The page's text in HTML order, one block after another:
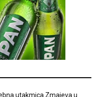
utakmica Zmajeva u